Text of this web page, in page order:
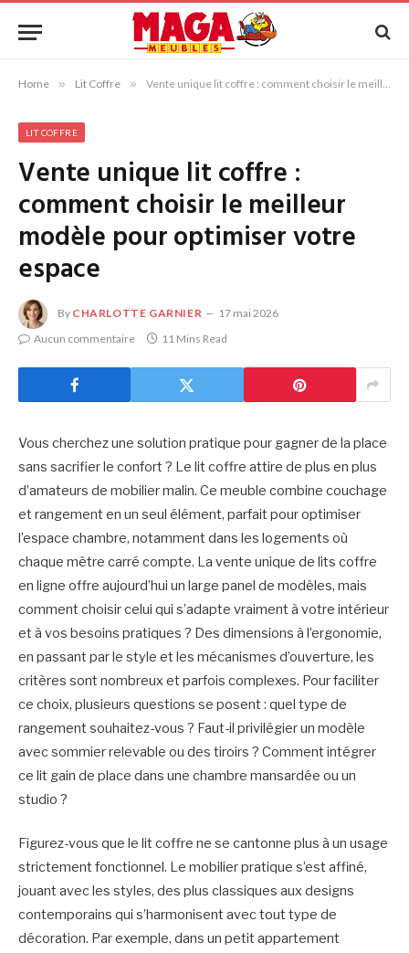
Home » Lit Coffre » Vente unique lit coffre : comment choisir le meilleur modèle pour optimiser votre espace
LIT COFFRE
Vente unique lit coffre :
comment choisir le meilleur
modèle pour optimiser votre
espace
By CHARLOTTE GARNIER
17 mai 2026
Aucun commentaire
11 Mins Read
Vous cherchez une solution pratique pour gagner de la place
sans sacrifier le confort ? Le lit coffre attire de plus en plus
d’amateurs de mobilier malin. Ce meuble combine couchage
et rangement en un seul élément, parfait pour optimiser
l’espace chambre, notamment dans les logements où
chaque mètre carré compte. La vente unique de lits coffre
en ligne offre aujourd’hui un large panel de modèles, mais
comment choisir celui qui s’adapte vraiment à votre intérieur
et à vos besoins pratiques ? Des dimensions à l’ergonomie,
en passant par le style et les mécanismes d’ouverture, les
critères sont nombreux et parfois complexes. Pour faciliter
ce choix, plusieurs questions se posent : quel type de
rangement souhaitez-vous ? Faut-il privilégier un modèle
avec sommier relevable ou des tiroirs ? Comment intégrer
ce lit gain de place dans une chambre mansardée ou un
studio ?
Figurez-vous que le lit coffre ne se cantonne plus à un usage
strictement fonctionnel. Le mobilier pratique s’est affiné,
jouant avec les styles, des plus classiques aux designs
contemporains qui s’harmonisent avec tout type de
décoration. Par exemple, dans un petit appartement